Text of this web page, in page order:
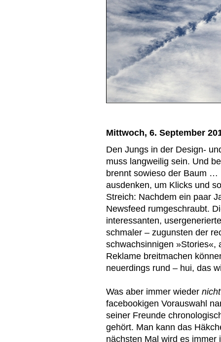
Mittwoch, 6. September
Den Jungs in der Design-
muss langweilig sein. Und
brennt sowieso der Baum …
ausdenken, um Klicks und
Streich: Nachdem ein paar
Newsfeed rumgeschraubt.
interessanten,
schmaler – zugunsten der
schwachsinnigen »Stories«,
Reklame breitmachen
neuerdings rund – hui, das
Was aber immer wieder
facebookigen Vorauswahl
seiner Freunde
gehört. Man kann das
nächsten Mal wird es